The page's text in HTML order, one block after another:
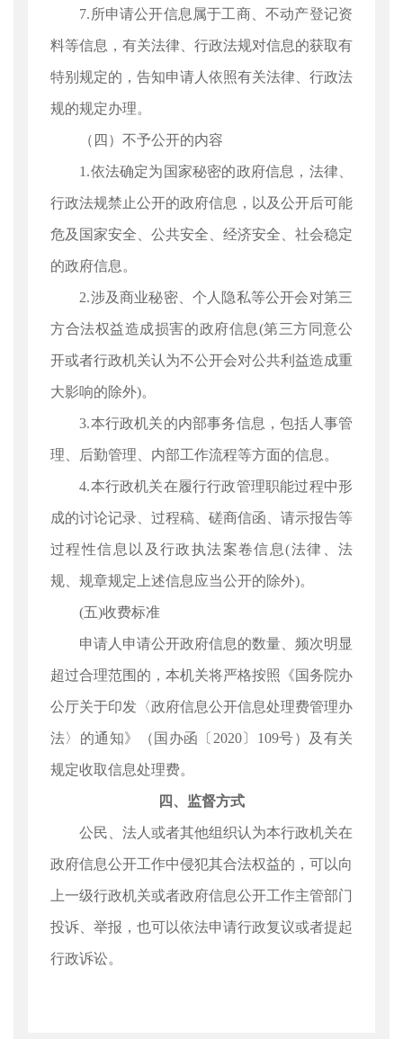
7.所申请公开信息属于工商、不动产登记资
料等信息，有关法律、行政法规对信息的获取有
特别规定的，告知申请人依照有关法律、行政法
规的规定办理。
（四）不予公开的内容
1.依法确定为国家秘密的政府信息，法律、
行政法规禁止公开的政府信息，以及公开后可能
危及国家安全、公共安全、经济安全、社会稳定
的政府信息。
2.涉及商业秘密、个人隐私等公开会对第三
方合法权益造成损害的政府信息(第三方同意公
开或者行政机关认为不公开会对公共利益造成重
大影响的除外)。
3.本行政机关的内部事务信息，包括人事管
理、后勤管理、内部工作流程等方面的信息。
4.本行政机关在履行行政管理职能过程中形
成的讨论记录、过程稿、磋商信函、请示报告等
过程性信息以及行政执法案卷信息(法律、法
规、规章规定上述信息应当公开的除外)。
(五)收费标准
申请人申请公开政府信息的数量、频次明显
超过合理范围的，本机关将严格按照《国务院办
公厅关于印发〈政府信息公开信息处理费管理办
法〉的通知》（国办函〔2020〕109号）及有关
规定收取信息处理费。
四、监督方式
公民、法人或者其他组织认为本行政机关在
政府信息公开工作中侵犯其合法权益的，可以向
上一级行政机关或者政府信息公开工作主管部门
投诉、举报，也可以依法申请行政复议或者提起
行政诉讼。